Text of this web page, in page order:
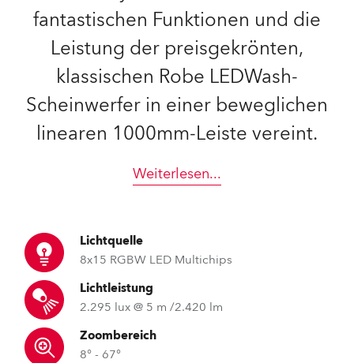
fantastischen Funktionen und die
Leistung der preisgekrönten,
klassischen Robe LEDWash-
Scheinwerfer in einer beweglichen
linearen 1000mm-Leiste vereint.
Weiterlesen...
Lichtquelle
8x15 RGBW LED Multichips
Lichtleistung
2.295 lux @ 5 m /2.420 lm
Zoombereich
8° - 67°